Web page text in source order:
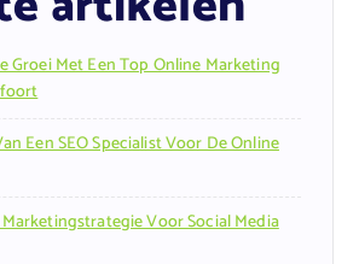
Groei Met Een Top Online Marketing
Een SEO Specialist Voor De Online
Voor Social Media